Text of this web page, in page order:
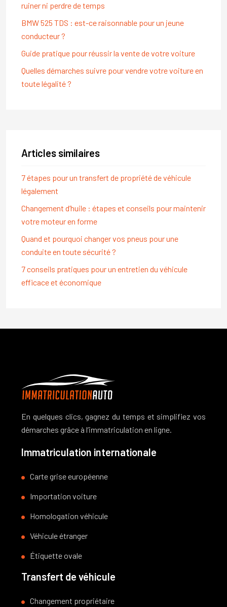
ruiner ni perdre de temps
BMW 525 TDS : est-ce raisonnable pour un jeune
conducteur ?
Guide pratique pour réussir la vente de votre voiture
Quelles démarches suivre pour vendre votre voiture en
toute légalité ?
Articles similaires
7 étapes pour un transfert de propriété de véhicule
légalement
Changement d’huile : étapes et conseils pour maintenir
votre moteur en forme
Quand et pourquoi changer vos pneus pour une
conduite en toute sécurité ?
7 conseils pratiques pour un entretien du véhicule
efficace et économique
En quelques clics, gagnez du temps et simplifiez vos
démarches grâce à l’immatriculation en ligne.
Immatriculation internationale
Carte grise européenne
Importation voiture
Homologation véhicule
Véhicule étranger
Étiquette ovale
Transfert de véhicule
Changement propriétaire